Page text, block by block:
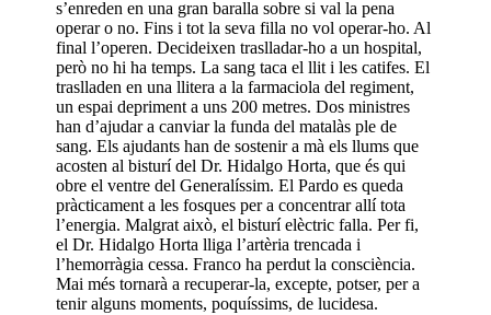
s’enreden en una gran baralla sobre si val la pena
operar o no. Fins i tot la seva filla no vol operar-ho. Al
final l’operen. Decideixen traslladar-ho a un hospital,
però no hi ha temps. La sang taca el llit i les catifes. El
traslladen en una llitera a la farmaciola del regiment,
un espai depriment a uns 200 metres. Dos ministres
han d’ajudar a canviar la funda del matalàs ple de
sang. Els ajudants han de sostenir a mà els llums que
acosten al bisturí del Dr. Hidalgo Horta, que és qui
obre el ventre del Generalíssim. El Pardo es queda
pràcticament a les fosques per a concentrar allí tota
l’energia. Malgrat això, el bisturí elèctric falla. Per fi,
el Dr. Hidalgo Horta lliga l’artèria trencada i
l’hemorràgia cessa. Franco ha perdut la consciència.
Mai més tornarà a recuperar-la, excepte, potser, per a
tenir alguns moments, poquíssims, de lucidesa.